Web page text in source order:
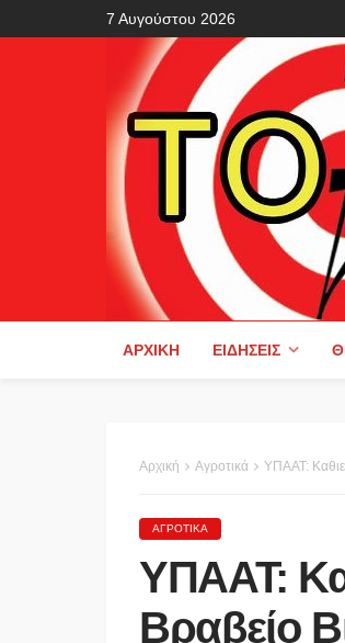
7 Αυγούστου 2026
ΑΡΧΙΚΉ ΕΙΔΉΣΕΙΣ
Αρχική Αγροτικά ΥΠΑΑΤ:
ΑΓΡΟΤΙΚΆ
ΥΠΑΑΤ:
Βραβείο